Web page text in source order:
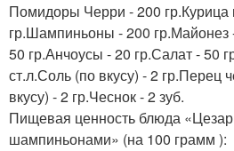
Помидоры Черри - 200 гр.Курица
гр.Шампиньоны - 200
50 гр.Анчоусы - 20 гр.Салат - 50
ст.л.Соль (по вкусу) - 2 гр.Перец
вкусу) - 2 гр.Чеснок - 2 зуб.
Пищевая ценность блюда
шампиньонами» (на 100 грамм ):